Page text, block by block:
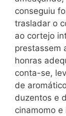
conseguiu
trasladar o
ao cortejo
prestassem
honras
conta-se,
de
duzentos e
cinamomo